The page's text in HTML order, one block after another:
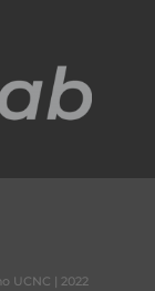
UCNC | 2022